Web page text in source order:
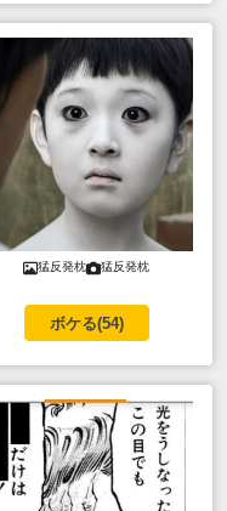
猛反発枕 猛反発枕
ボケる(54)